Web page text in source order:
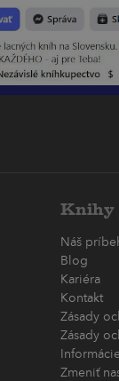
Knihy
Náš
Blog
Kariéra
Kontakt
Zásady
Zásady
Zmeniť